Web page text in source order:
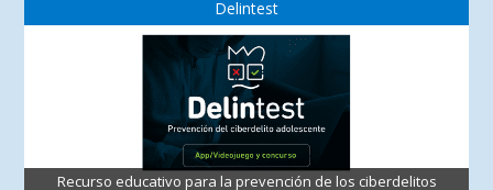
Delintest
Recurso educativo para la prevención de los ciberdelitos